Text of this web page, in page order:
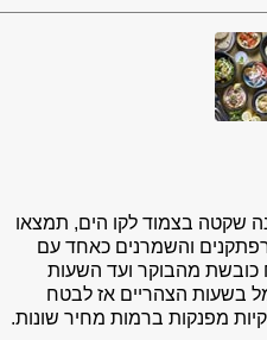
שקטה בצמוד לקו הים, תמצאו
והשמרנים כאחד עם
כובשת מהבוקר ועד השעות
בשעות הצהריים אז לבטח
מפנקות ברמות מחיר שונות.